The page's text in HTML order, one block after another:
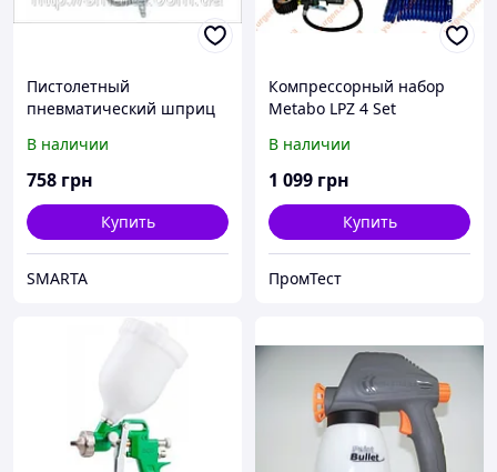
Пистолетный
пневматический шприц
стальной 150 мм трубкой.
В наличии
758 грн
Купить
SMARTA
Компрессорный набор
Metabo LPZ 4 Set
В наличии
1 099 грн
Купить
ПромТест